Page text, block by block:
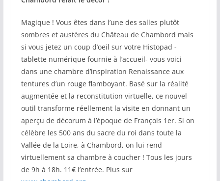
Magique ! Vous êtes dans l’une des salles plutôt
sombres et austères du Château de Chambord mais
si vous jetez un coup d’oeil sur votre Histopad -
tablette numérique fournie à l’accueil- vous voici
dans une chambre d’inspiration Renaissance aux
tentures d’un rouge flamboyant. Basé sur la réalité
augmentée et la reconstitution virtuelle, ce nouvel
outil transforme réellement la visite en donnant un
aperçu de décorum à l’époque de François 1er. Si on
célèbre les 500 ans du sacre du roi dans toute la
Vallée de la Loire, à Chambord, on lui rend
virtuellement sa chambre à coucher ! Tous les jours
de 9h à 18h. 11€ l’entrée. Plus sur